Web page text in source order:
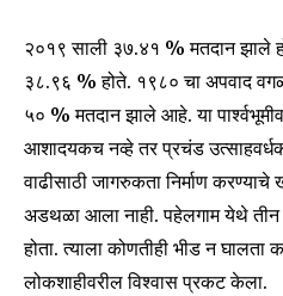
Join our
SUBSCRIBERS
conversation.
२०१९ साली ३७.४१ % मतदान झाले
३८.९६ % होते. १९८० चा अपवाद
५० % मतदान झाले आहे. या
आशादयकच नव्हे तर प्रचंड
वाढीसाठी जागरुकता निर्माण
अडथळा आला नाही. पहेलगाम येथे तीन
होता. त्याला कोणतीही भीड न घालता
लोकशाहीवरील विश्वास प्रकट केला.